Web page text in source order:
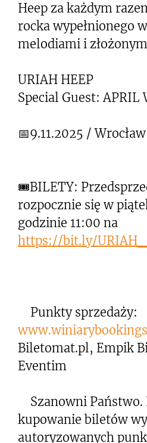
Heep za każdym
rocka wypełnionego
melodiami i
URIAH HEEP
Special Guest: APRIL
📅9.11.2025 /
🎟BILETY:
rozpocznie się w
godzinie 11:00 na
https://bit.ly/
Punkty sprzedaży:
Biletomat.pl, Empik
Eventim
Szanowni Państwo.
kupowanie biletów
autoryzowanych